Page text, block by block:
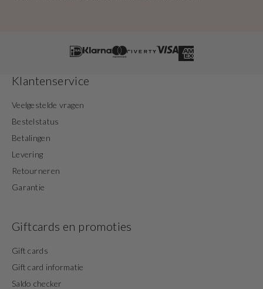
Klantenservice
Veelgestelde vragen
Bestelstatus
Betalingen
Levering
Retourneren
Garantie
Giftcards en promoties
Gift cards
Gift card informatie
Saldo checker